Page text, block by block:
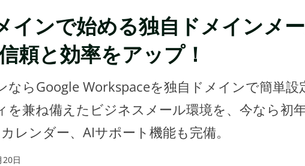
インで始める独自ドメインメー
頼と効率をアップ！
ならGoogle Workspaceを独自ドメインで簡単設
を兼ね備えたビジネスメール環境を、今なら初
レンダー、AIサポート機能も完備。
日